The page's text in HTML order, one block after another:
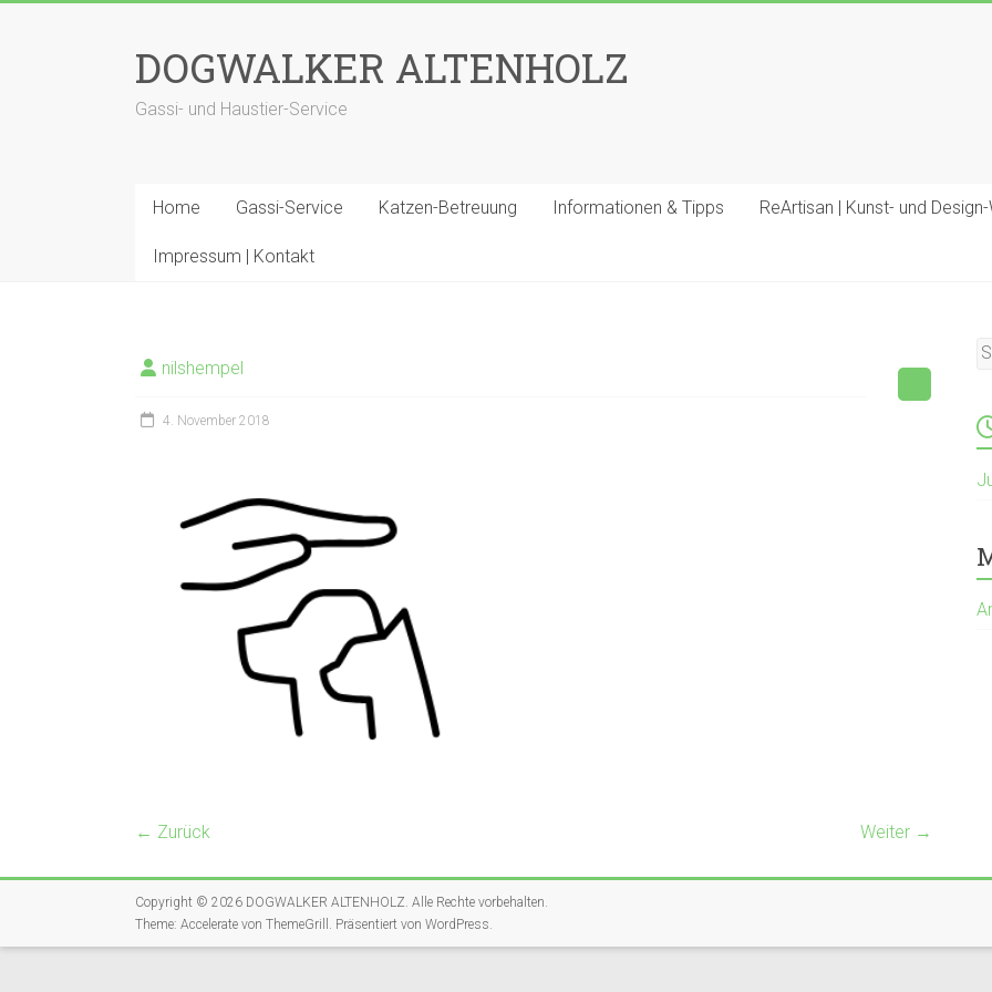
DOGWALKER ALTENHOLZ
Gassi- und Haustier-Service
Home Gassi-Service Katzen-Betreuung Informationen & Tipps ReArtisan | Kunst- und
Impressum | Kontakt
nilshempel
4. November 2018
← Zurück Weiter →
Copyright © 2026 DOGWALKER ALTENHOLZ. Alle Rechte vorbehalten.
Theme: Accelerate von ThemeGrill. Präsentiert von WordPress.